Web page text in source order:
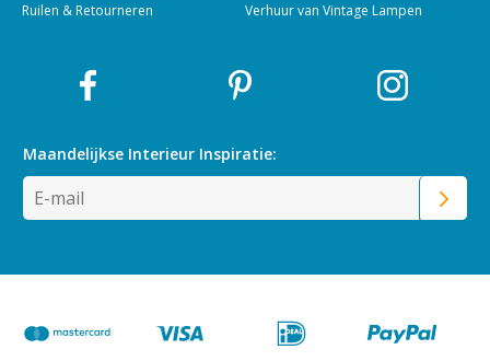
Ruilen & Retourneren
Verhuur van Vintage Lampen
Maandelijkse Interieur Inspiratie: